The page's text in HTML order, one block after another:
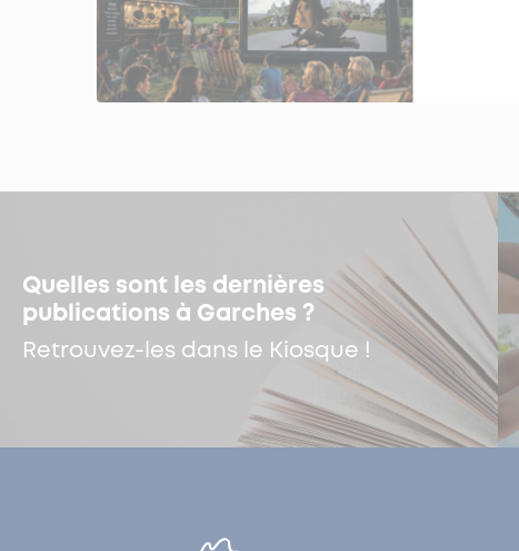
Quelles sont les dernières
publications à Garches ?
Retrouvez-les dans le Kiosque !